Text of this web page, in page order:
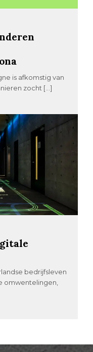
is afkomstig van
zocht […]
bedrijfsleven
omwentelingen,